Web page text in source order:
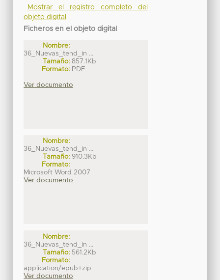
Mostrar el registro completo del
objeto digital
Ficheros en el objeto digital
Nombre:
36_Nuevas_tend_in ...
Tamaño: 857.1Kb
Formato: PDF
Ver documento
Nombre:
36_Nuevas_tend_in ...
Tamaño: 910.3Kb
Formato:
Microsoft Word 2007
Ver documento
Nombre:
36_Nuevas_tend_in ...
Tamaño: 561.2Kb
Formato:
application/epub+zip
Ver documento